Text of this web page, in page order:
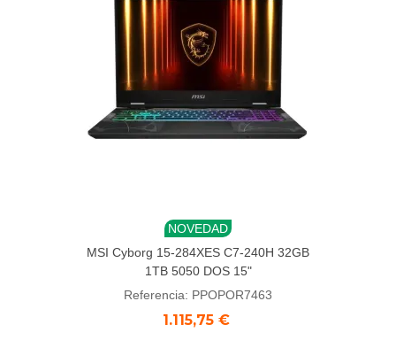
NOVEDAD
MSI Cyborg 15-284XES C7-240H 32GB
1TB 5050 DOS 15"
Referencia: PPOPOR7463
1.115,75 €